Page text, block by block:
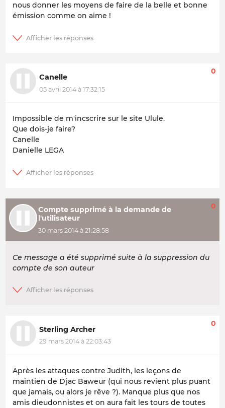
nous donner les moyens de faire de la belle et bonne
émission comme on aime !
Canelle
05 avril 2014 à 17:32:15
0
Impossible de m'incscrire sur le site Ulule.
Que dois-je faire?
Canelle
Danielle LEGA
Compte supprimé à la demande de
l'utilisateur
30 mars 2014 à 21:28:58
0
Ce message a été supprimé suite à la suppression du
compte de son auteur
Sterling Archer
29 mars 2014 à 22:03:43
0
Après les attaques contre Judith, les leçons de
maintien de Djac Baweur (qui nous revient plus puant
que jamais, ou alors je rêve ?). Manque plus que nos
amis dieudonnistes et on aura fait les tours de toutes